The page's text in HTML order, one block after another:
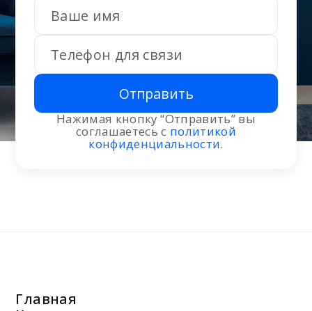
Отправить
Нажимая кнопку “Отправить” вы
соглашаетесь с политикой
конфиденциальности.
Главная